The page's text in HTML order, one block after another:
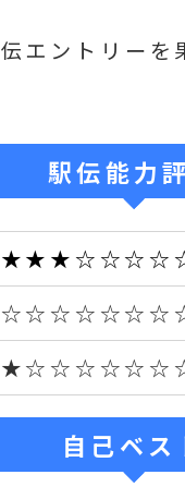
エントリーを
駅伝能力
自己ベス